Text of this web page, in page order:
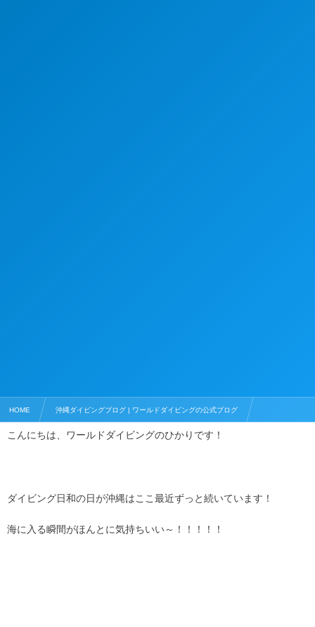
HOME 沖縄ダイビングブログ | ワールドダイビングの公式ブログ
ダイビングライセンス 真栄田岬 アドバンス講習
こんにちは、ワールドダイビングのひかりです！
ダイビング日和の日が沖縄はここ最近ずっと続いています！
海に入る瞬間がほんとに気持ちいい～！！！！！